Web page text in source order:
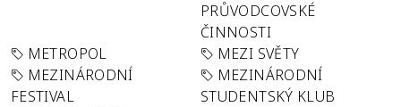
PRŮVODCOVSKÉ
ČINNOSTI
METROPOL
MEZI SVĚTY
MEZINÁRODNÍ
FESTIVAL
MEZINÁRODNÍ
STUDENTSKÝ KLUB